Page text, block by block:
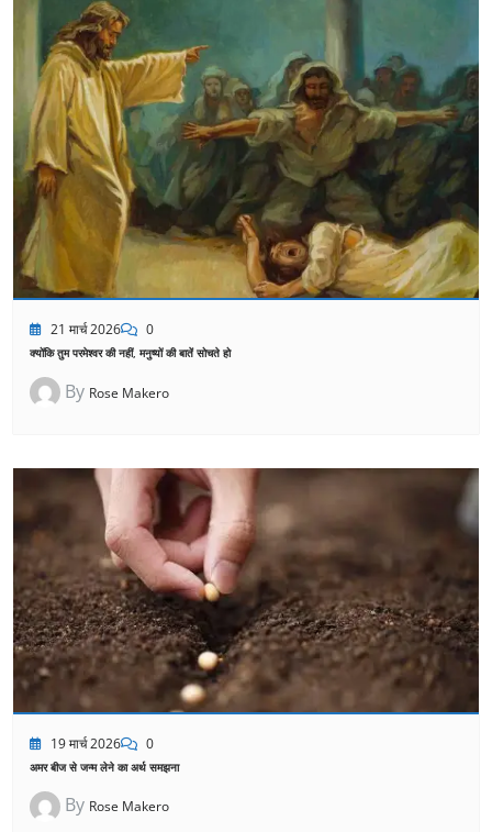
21 मार्च 2026 0
क्योंकि तुम परमेश्वर की नहीं, मनुष्यों की बातें सोचते हो
By Rose Makero
19 मार्च 2026 0
अमर बीज से जन्म लेने का अर्थ समझना
By Rose Makero